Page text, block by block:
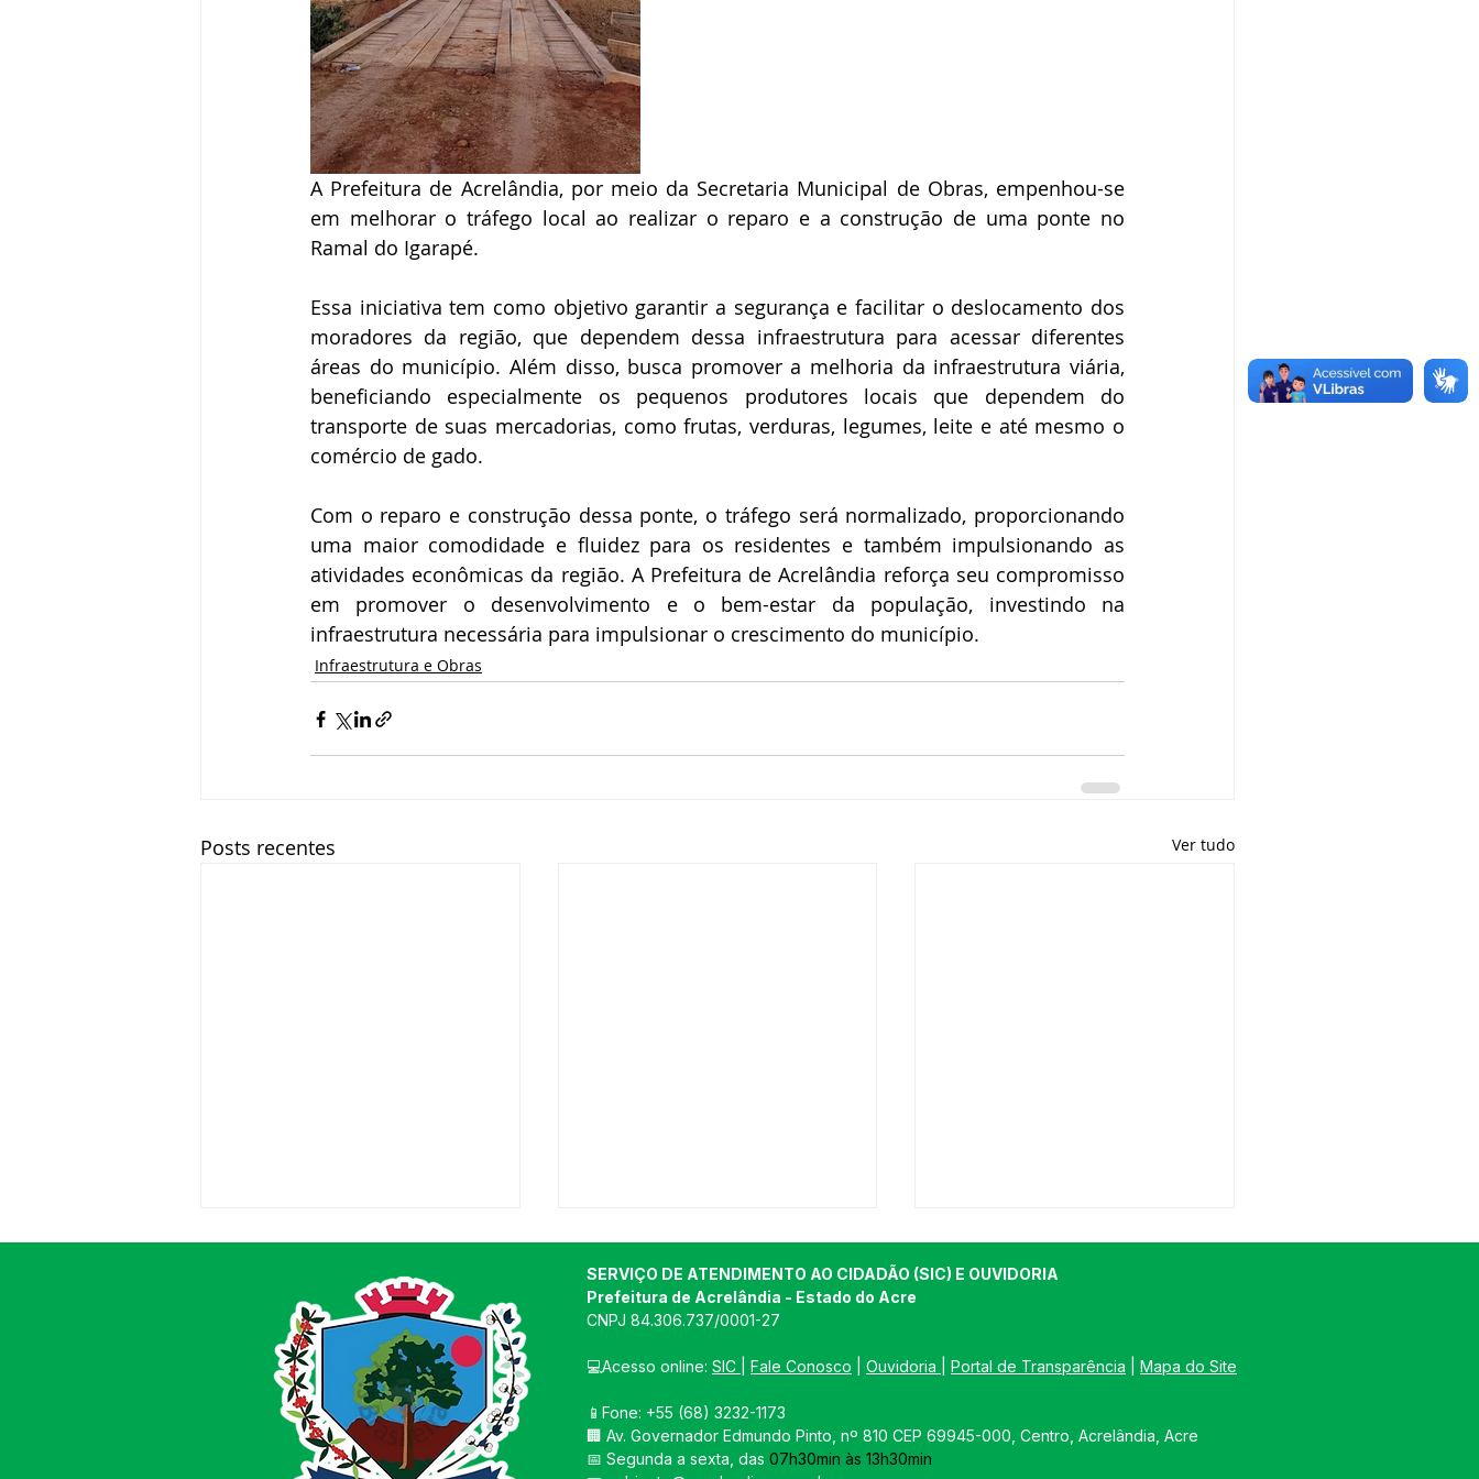
A Prefeitura de Acrelândia, por meio da Secretaria Municipal de Obras, empenhou-se
em melhorar o tráfego local ao realizar o reparo e a construção de uma ponte no
Ramal do Igarapé.
Essa iniciativa tem como objetivo garantir a segurança e facilitar o deslocamento dos
moradores da região, que dependem dessa infraestrutura para acessar diferentes
áreas do município. Além disso, busca promover a melhoria da infraestrutura viária,
beneficiando especialmente os pequenos produtores locais que dependem do
transporte de suas mercadorias, como frutas, verduras, legumes, leite e até mesmo o
comércio de gado.
Com o reparo e construção dessa ponte, o tráfego será normalizado, proporcionando
uma maior comodidade e fluidez para os residentes e também impulsionando as
atividades econômicas da região. A Prefeitura de Acrelândia reforça seu compromisso
em promover o desenvolvimento e o bem-estar da população, investindo na
infraestrutura necessária para impulsionar o crescimento do município.
Infraestrutura e Obras
Posts recentes Ver tudo
Prefeitura de Acrelândia
intensifica pavimentação
Prefeitura de Acrelândia
realiza recapeamento
asfáltico na Rua Maria
canteiros de obras em
SERVIÇO DE ATENDIMENTO AO CIDADÃO (SIC) E OUVIDORIA
Prefeitura de Acrelândia - Estado do Acre
CNPJ 84.306.737/0001-27
💻Acesso online: SIC Fale Conosco Ouvidoria Portal de Transparência Mapa do Site
📱Fone: +55 (68) 3232-1173
🏢 Av. Governador Edmundo Pinto, nº 810 CEP 69945-000, Centro, Acrelândia, Acre
📅 Segunda a sexta, das 07h30min às 13h30min